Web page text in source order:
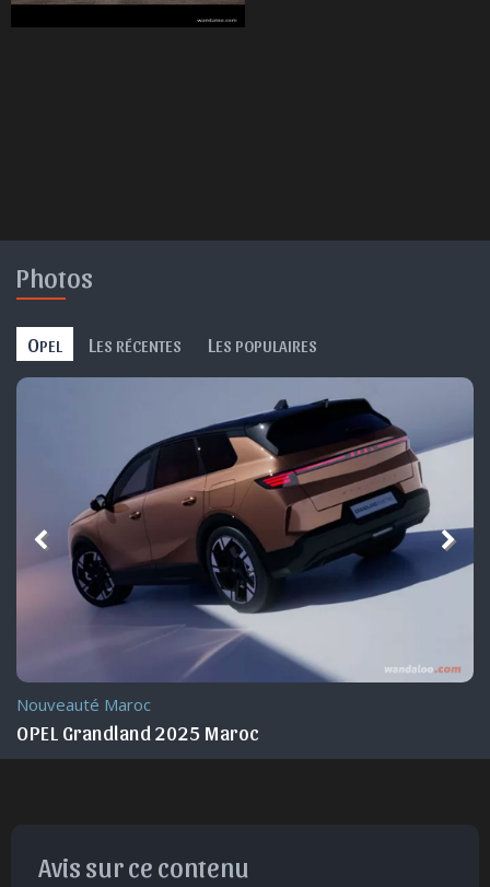
Photos
OPEL L ES RÉCENTES L ES POPULAIRES
Nouveauté Maroc
OPEL Grandland 2025 Maroc
Avis sur ce contenu